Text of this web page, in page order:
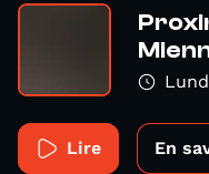
Lire En